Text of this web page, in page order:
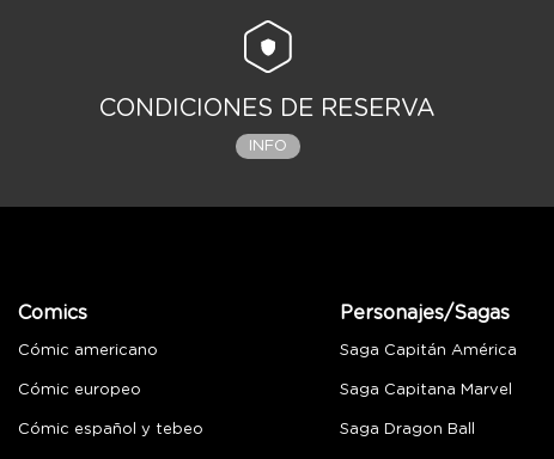
CONDICIONES DE RESERVA
INFO
Comics
Cómic americano
Cómic europeo
Cómic español y tebeo
Personajes/Sagas
Saga Capitán América
Saga Capitana Marvel
Saga Dragon Ball